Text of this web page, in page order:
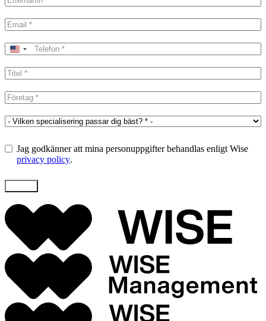
United
+1
Jag godkänner att mina personuppgifter behandlas enligt Wise
privacy policy.